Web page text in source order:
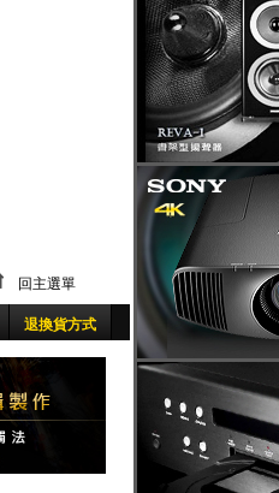
回主選單
退換貨方式